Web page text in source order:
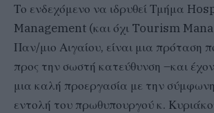
Το ενδεχόμενο να ιδρυθεί Τμήμα
Management (και όχι Tourism
Παν/μιο Αιγαίου, είναι μια πρόταση
προς την σωστή κατεύθυνση –και
μια καλή προεργασία με την
εντολή του πρωθυπουργού κ.